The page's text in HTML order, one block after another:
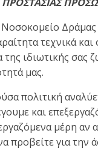
Δράμας
τεχνικά
της ιδιωτικής σας
μας.
πολιτική
και
μέρη αν
προβείτε για την